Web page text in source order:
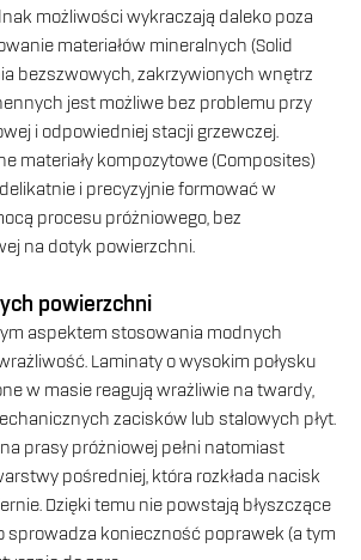
możliwości wykraczają daleko poza
materiałów mineralnych (Solid
bezszwowych, zakrzywionych wnętrz
jest możliwe bez problemu przy
i odpowiedniej stacji grzewczej.
materiały kompozytowe (Composites)
i precyzyjnie formować w
procesu próżniowego, bez
na dotyk powierzchni.
powierzchni
aspektem stosowania modnych
Laminaty o wysokim połysku
w masie reagują wrażliwie na twardy,
zacisków lub stalowych płyt.
prasy próżniowej pełni natomiast
pośredniej, która rozkłada nacisk
Dzięki temu nie powstają błyszczące
sprowadza konieczność poprawek (a tym